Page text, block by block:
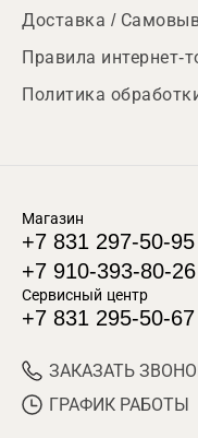
Доставка /
Правила интернет-
Политика
Магазин
+7 831 297-50-95
+7 910-393-80-26
Сервисный центр
+7 831 295-50-67
ЗАКАЗАТЬ
ГРАФИК РАБОТЫ